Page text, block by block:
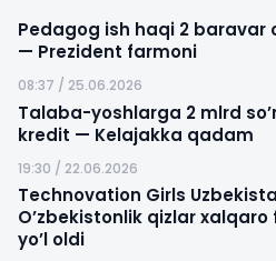
Pedagog ish haqi 2 baravar
— Prezident farmoni
08:37 / 25.06.2026
Talaba-yoshlarga 2 mlrd
kredit — Kelajakka qadam
19:30 / 22.06.2026
Technovation Girls
O’zbekistonlik qizlar
yo’l oldi